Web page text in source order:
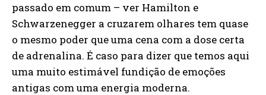
passado em comum – ver Hamilton e
Schwarzenegger a cruzarem olhares tem quase
o mesmo poder que uma cena com a dose certa
de adrenalina. É caso para dizer que temos aqui
uma muito estimável fundição de emoções
antigas com uma energia moderna.